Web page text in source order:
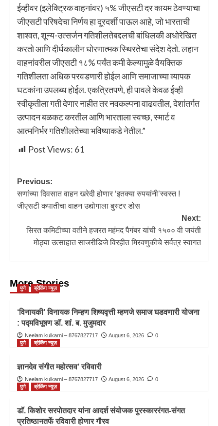
ईव्हीवर (इलेक्ट्रिक वाहनांवर) ५% जीएसटी दर कायम ठेवण्याचा
जीएसटी परिषदेचा निर्णय हा दूरदर्शी पाऊल आहे, जो भारताची
शाश्वत, शून्य-उत्सर्जन गतिशीलतेबद्दलची बांधिलकी अधोरेखित
करतो आणि दीर्घकालीन धोरणात्मक स्थिरतेचा संदेश देतो. लहान
वाहनांवरील जीएसटी १८% पर्यंत कमी केल्यामुळे वैयक्तिक
गतिशीलता अधिक परवडणारी होईल आणि समाजाच्या व्यापक
घटकांना उपलब्ध होईल. एकत्रितपणे, ही पावले केवळ ईव्ही
स्वीकृतीला गती देणार नाहीत तर नवकल्पना वाढवतील, देशांतर्गत
उत्पादन बळकट करतील आणि भारताला स्वच्छ, स्मार्ट व
आत्मनिर्भर गतिशीलतेच्या भविष्याकडे नेतील.”
Post Views: 61
Previous:
सणांच्या दिवसात वाहन खरेदी होणार ‘इतक्या रुपयांनी’स्वस्त !
जीएसटी कपातीचा वाहन उद्योगाला बुस्टर डोस
Next:
सिरत कमिटीच्या वतीने हजरत महंमद पैगंबर यांची १५०० वी जयंती
मोठ्या उत्साहात साजरीडिजे विरहीत मिरवणुकीचे सर्वत्र स्वागत
More Stories
पुणे ब्रेकिंग न्यूज़
‘विनायकी’ विनायक निम्हण शिष्यवृत्ती म्हणजे समाज घडवणारी योजना
: पद्मविभूषण डॉ. शां. ब. मुजुमदार
Neelam kulkarni – 8767827717 August 6, 2026
0
पुणे
ब्रेकिंग न्यूज़
ज्ञानदेव संगीत महोत्सव’ रविवारी
Neelam kulkarni – 8767827717 August 6, 2026
0
पुणे
ब्रेकिंग न्यूज़
डॉ. किशोर सरपोतदार यांना आदर्श संयोजक पुरस्काररंगत-संगत
प्रतिष्ठानतर्फे रविवारी होणार गौरव